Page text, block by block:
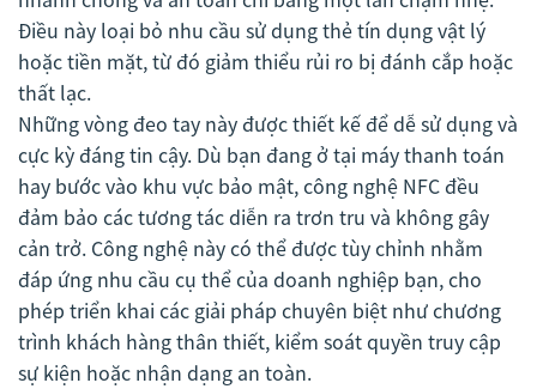
Điều này loại bỏ nhu cầu sử dụng thẻ tín dụng vật lý
hoặc tiền mặt, từ đó giảm thiểu rủi ro bị đánh cắp hoặc
thất lạc.
Những vòng đeo tay này được thiết kế để dễ sử dụng và
cực kỳ đáng tin cậy. Dù bạn đang ở tại máy thanh toán
hay bước vào khu vực bảo mật, công nghệ NFC đều
đảm bảo các tương tác diễn ra trơn tru và không gây
cản trở. Công nghệ này có thể được tùy chỉnh nhằm
đáp ứng nhu cầu cụ thể của doanh nghiệp bạn, cho
phép triển khai các giải pháp chuyên biệt như chương
trình khách hàng thân thiết, kiểm soát quyền truy cập
sự kiện hoặc nhận dạng an toàn.